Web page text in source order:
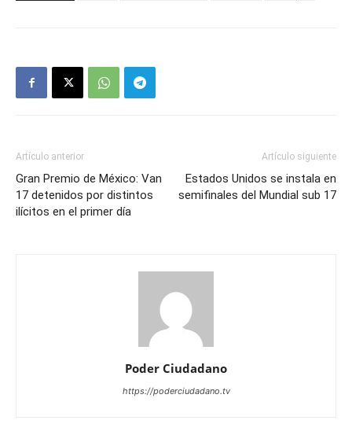
Artículo anterior
Gran Premio de México: Van
17 detenidos por distintos
ilícitos en el primer día
Artículo siguiente
Estados Unidos se instala en
semifinales del Mundial sub 17
Poder Ciudadano
https://poderciudadano.tv